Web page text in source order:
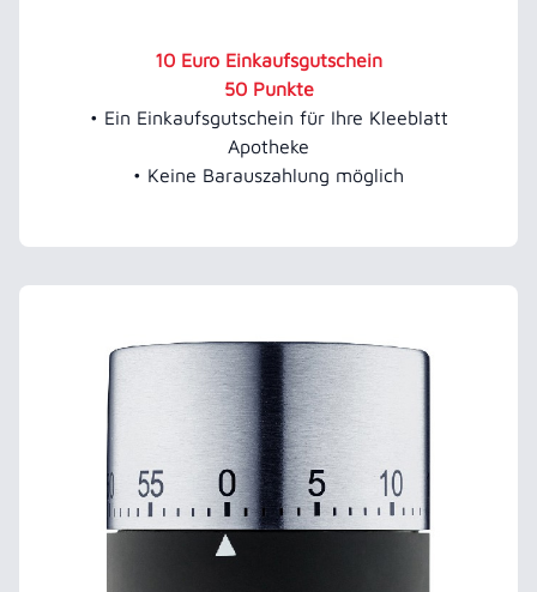
10 Euro Einkaufsgutschein
50 Punkte
• Ein Einkaufsgutschein für Ihre Kleeblatt
Apotheke
• Keine Barauszahlung möglich